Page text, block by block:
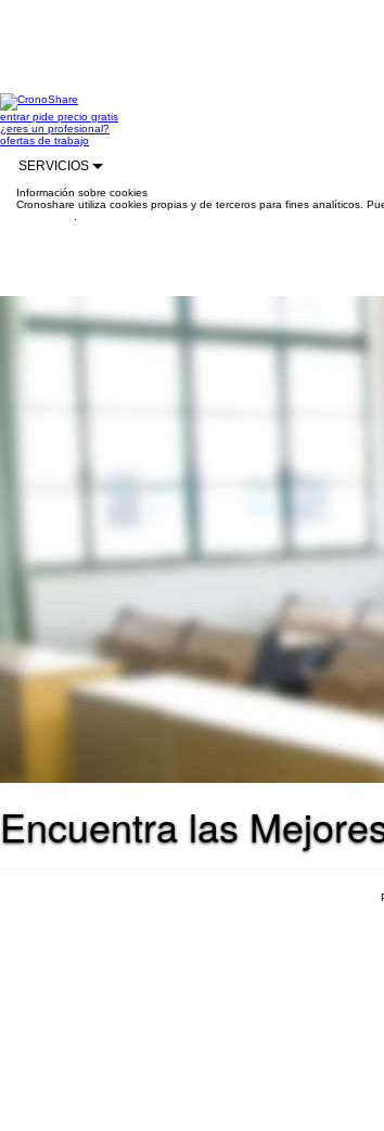
entrarpide precio gratis
¿eres un profesional?
ofertas de trabajo
SERVICIOS
Información sobre cookies
Cronoshare utiliza cookies propias y de terceros para fines analíticos.
Encuentra las